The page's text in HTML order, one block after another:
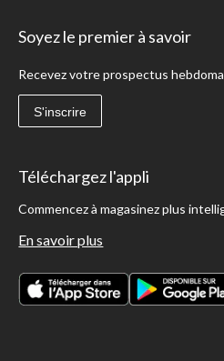
Soyez le premier à savoir
Recevez votre prospectus
S'inscrire
Téléchargez l'appli
Commencez à magasinez plus
En savoir plus